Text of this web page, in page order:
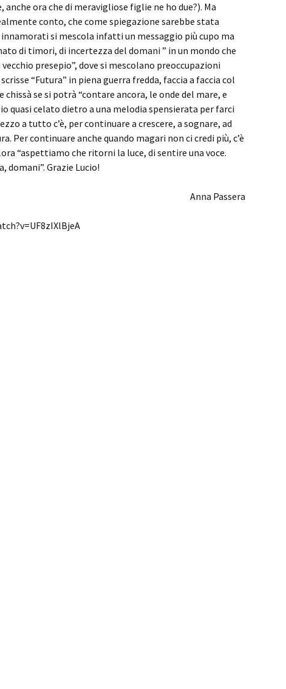
ora che di meravigliose figlie ne ho due?). Ma
conto, che come spiegazione sarebbe stata
si mescola infatti un messaggio più cupo ma
di timori, di incertezza del domani ” in un mondo che
presepio”, dove si mescolano preoccupazioni
“Futura” in piena guerra fredda, faccia a faccia col
se si potrà “contare ancora, le onde del mare, e
quasi celato dietro a una melodia spensierata per farci
a tutto c’è, per continuare a crescere, a sognare, ad
Per continuare anche quando magari non ci credi più, c’è
“aspettiamo che ritorni la luce, di sentire una voce.
domani”. Grazie Lucio!
Anna Passera